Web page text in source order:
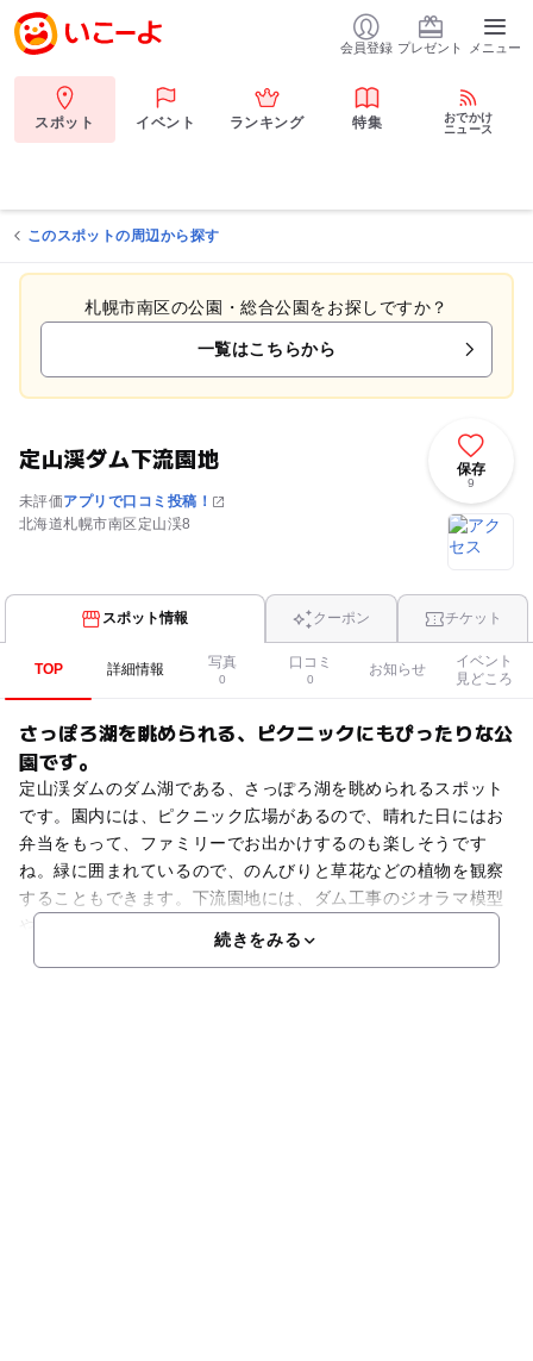
会員登録 プレゼント メニュー
スポット イベント ランキング 特集
おでかけ
ニュース
このスポットの周辺から探す
札幌市南区の公園・総合公園をお探しですか？
一覧はこちらから
定山渓ダム下流園地
未評価アプリで口コミ投稿！
北海道札幌市南区定山渓8
保存
9
スポット情報 クーポン チケット
TOP 詳細情報 写真
0
口コミ
0
お知らせ
イベント
見どころ
さっぽろ湖を眺められる、ピクニックにもぴったりな公
園です。
定山渓ダムのダム湖である、さっぽろ湖を眺められるスポット
です。園内には、ピクニック広場があるので、晴れた日にはお
弁当をもって、ファミリーでお出かけするのも楽しそうです
ね。緑に囲まれているので、のんびりと草花などの植物を観察
することもできます。下流園地には、ダム工事のジオラマ模型
続きをみる